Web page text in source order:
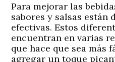
Para mejorar las
sabores y salsas están
efectivas. Estos
encuentran en varias
que hace que sea más
agregar un toque